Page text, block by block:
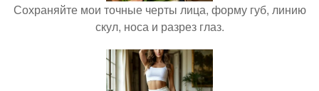
Сохраняйте мои точные черты лица, форму губ, линию
скул, носа и разрез глаз.